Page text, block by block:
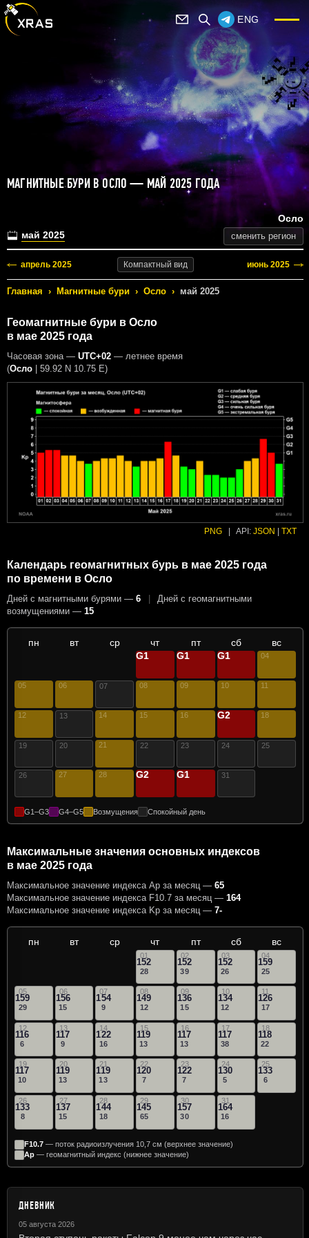
ENG
МАГНИТНЫЕ БУРИ В ОСЛО — МАЙ 2025 ГОДА
май 2025
Осло
сменить регион
апрель 2025 Компактный вид июнь 2025
Главная › Магнитные бури › Осло › май 2025
Геомагнитные бури в Осло
в мае 2025 года
Часовая зона — UTC+02 — летнее время
(Осло | 59.92 N 10.75 E)
PNG | API: JSON | TXT
Календарь геомагнитных бурь в мае 2025 года
по времени в Осло
Дней с магнитными бурями — 6 |
Дней с геомагнитными
возмущениями — 15
пн вт ср чт пт сб вс
01
G1 02
G1 03
G1 04
05 06 07 08 09 10 11
12 13 14 15 16 17
G2 18
19 20 21 22 23 24 25
26 27 28 29
G2 30
G1 31
G1–G3 G4–G5 Возмущения Спокойный день
Максимальные значения основных индексов
в мае 2025 года
Максимальное значение индекса Ap за месяц — 65
Максимальное значение индекса F10.7 за месяц — 164
Максимальное значение индекса Kp за месяц — 7-
пн вт ср чт пт сб вс
01
152
28
02
152
39
03
152
26
04
159
25
05
159
29
06
156
15
07
154
9
08
149
12
09
136
15
10
134
12
11
126
17
12
116
6
13
117
9
14
122
16
15
119
13
16
117
13
17
117
38
18
118
22
19
117
10
20
119
13
21
119
13
22
120
7
23
122
7
24
130
5
25
133
6
26
133
8
27
137
15
28
144
18
29
145
65
30
157
30
31
164
16
F10.7 — поток радиоизлучения 10,7 см (верхнее значение)
Ap — геомагнитный индекс (нижнее значение)
ДНЕВНИК
05 августа 2026